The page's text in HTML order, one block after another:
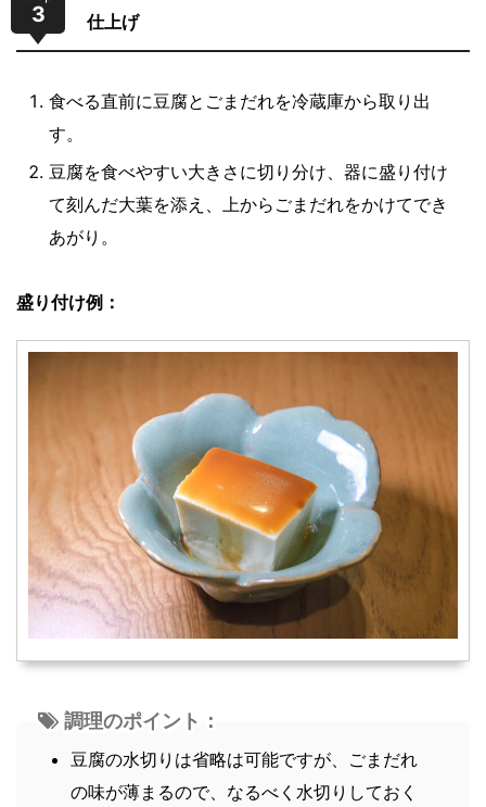
3 仕上げ
食べる直前に豆腐とごまだれを冷蔵庫から取り出
す。
豆腐を食べやすい大きさに切り分け、器に盛り付け
て刻んだ大葉を添え、上からごまだれをかけてでき
あがり。
盛り付け例：
調理のポイント：
豆腐の水切りは省略は可能ですが、ごまだれ
の味が薄まるので、なるべく水切りしておく